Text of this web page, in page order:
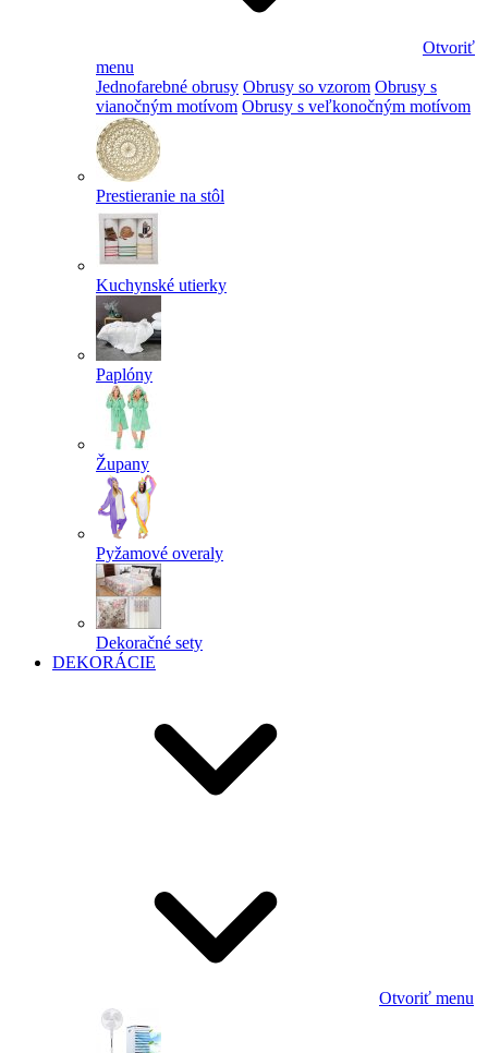
Otvoriť
menu
Jednofarebné obrusy Obrusy so vzorom Obrusy s
vianočným motívom Obrusy s veľkonočným motívom
Prestieranie na stôl
Kuchynské utierky
Paplóny
Župany
Pyžamové overaly
Dekoračné sety
DEKORÁCIE
Otvoriť menu